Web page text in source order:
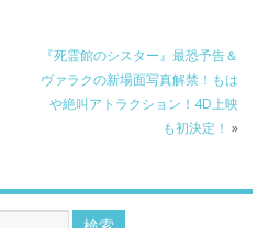
『死霊館のシスター』最恐予告＆
ヴァラクの新場面写真解禁！もは
や絶叫アトラクション！4D上映
も初決定！ »